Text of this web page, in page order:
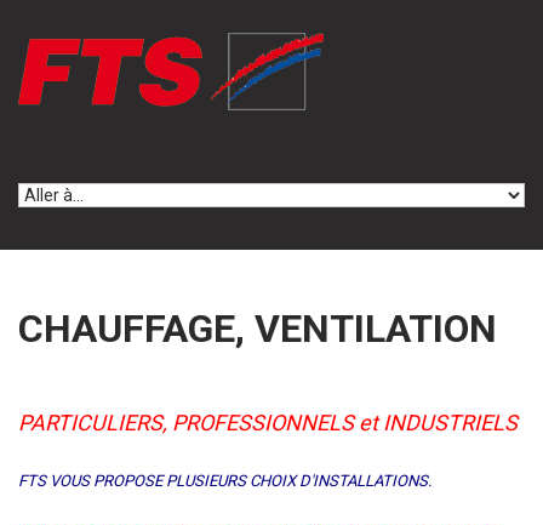
CHAUFFAGE, VENTILATION
PARTICULIERS, PROFESSIONNELS et INDUSTRIELS
FTS VOUS PROPOSE PLUSIEURS CHOIX D'INSTALLATIONS.